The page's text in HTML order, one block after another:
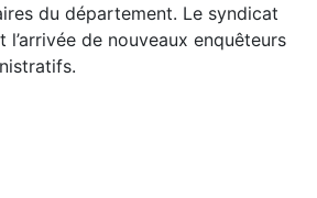
du département. Le syndicat
l’arrivée de nouveaux enquêteurs